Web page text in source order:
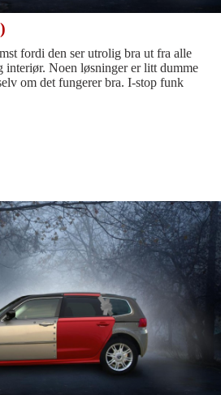
fordi den ser utrolig bra ut fra alle
Noen løsninger er litt dumme
om det fungerer bra. I-stop funk